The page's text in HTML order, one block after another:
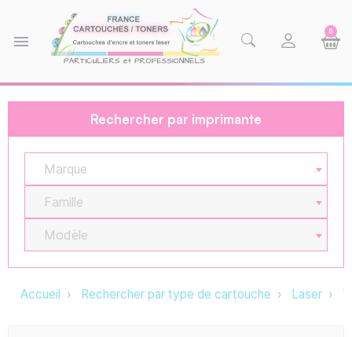
menu
0
Rechercher par imprimante
Marque
Famille
Modèle
Accueil Rechercher par type de cartouche Laser